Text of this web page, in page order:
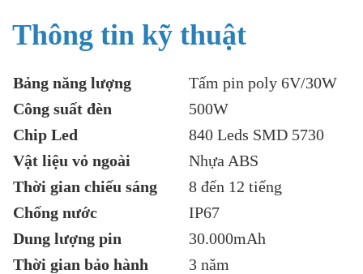
Thông tin kỹ thuật
Bảng năng lượng
Tấm pin poly 6V/30W
Công suất đèn
500W
Chip Led
840 Leds SMD 5730
Vật liệu vỏ ngoài
Nhựa ABS
Thời gian chiếu sáng
8 đến 12 tiếng
Chống nước
IP67
Dung lượng pin
30.000mAh
Thời gian bảo hành
3 năm